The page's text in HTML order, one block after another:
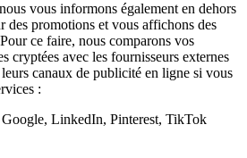
vous informons également en dehors
des promotions et vous affichons des
ce faire, nous comparons vos
cryptées avec les fournisseurs externes
canaux de publicité en ligne si vous
:
LinkedIn, Pinterest, TikTok